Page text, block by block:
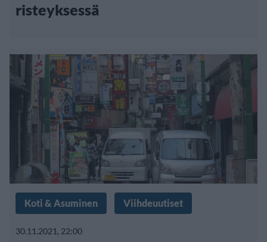
risteyksessä
Koti & Asuminen Viihdeuutiset
30.11.2021, 22:00